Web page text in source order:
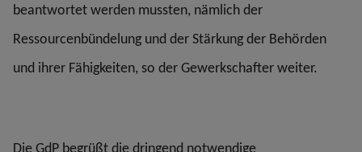
beantwortet werden mussten, nämlich der
Ressourcenbündelung und der Stärkung der Behörden
und ihrer Fähigkeiten, so der Gewerkschafter weiter.
Die GdP begrüßt die dringend notwendige